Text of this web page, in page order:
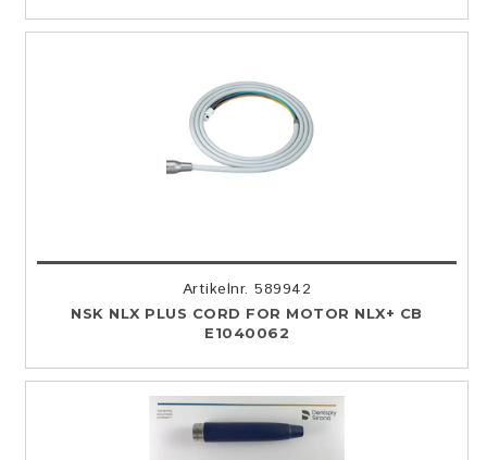
Artikelnr. 589942
NSK NLX PLUS CORD FOR MOTOR NLX+ CB
E1040062